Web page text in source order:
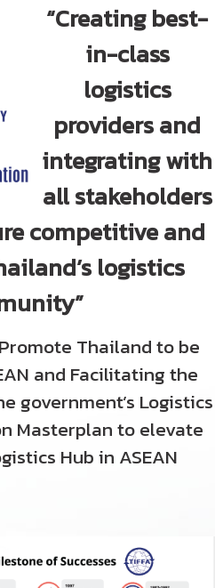
ละบทความที่เกี่ยวข้อง
“Creating best-
in-class
logistics
providers and
integrating with
all stakeholders
competitive and
logistics
Thailand to be
and Facilitating the
Logistics
Masterplan to elevate
Hub in ASEAN